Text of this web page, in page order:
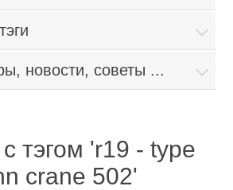
новости, советы ...
тэгом 'r19 - type
crane 502'